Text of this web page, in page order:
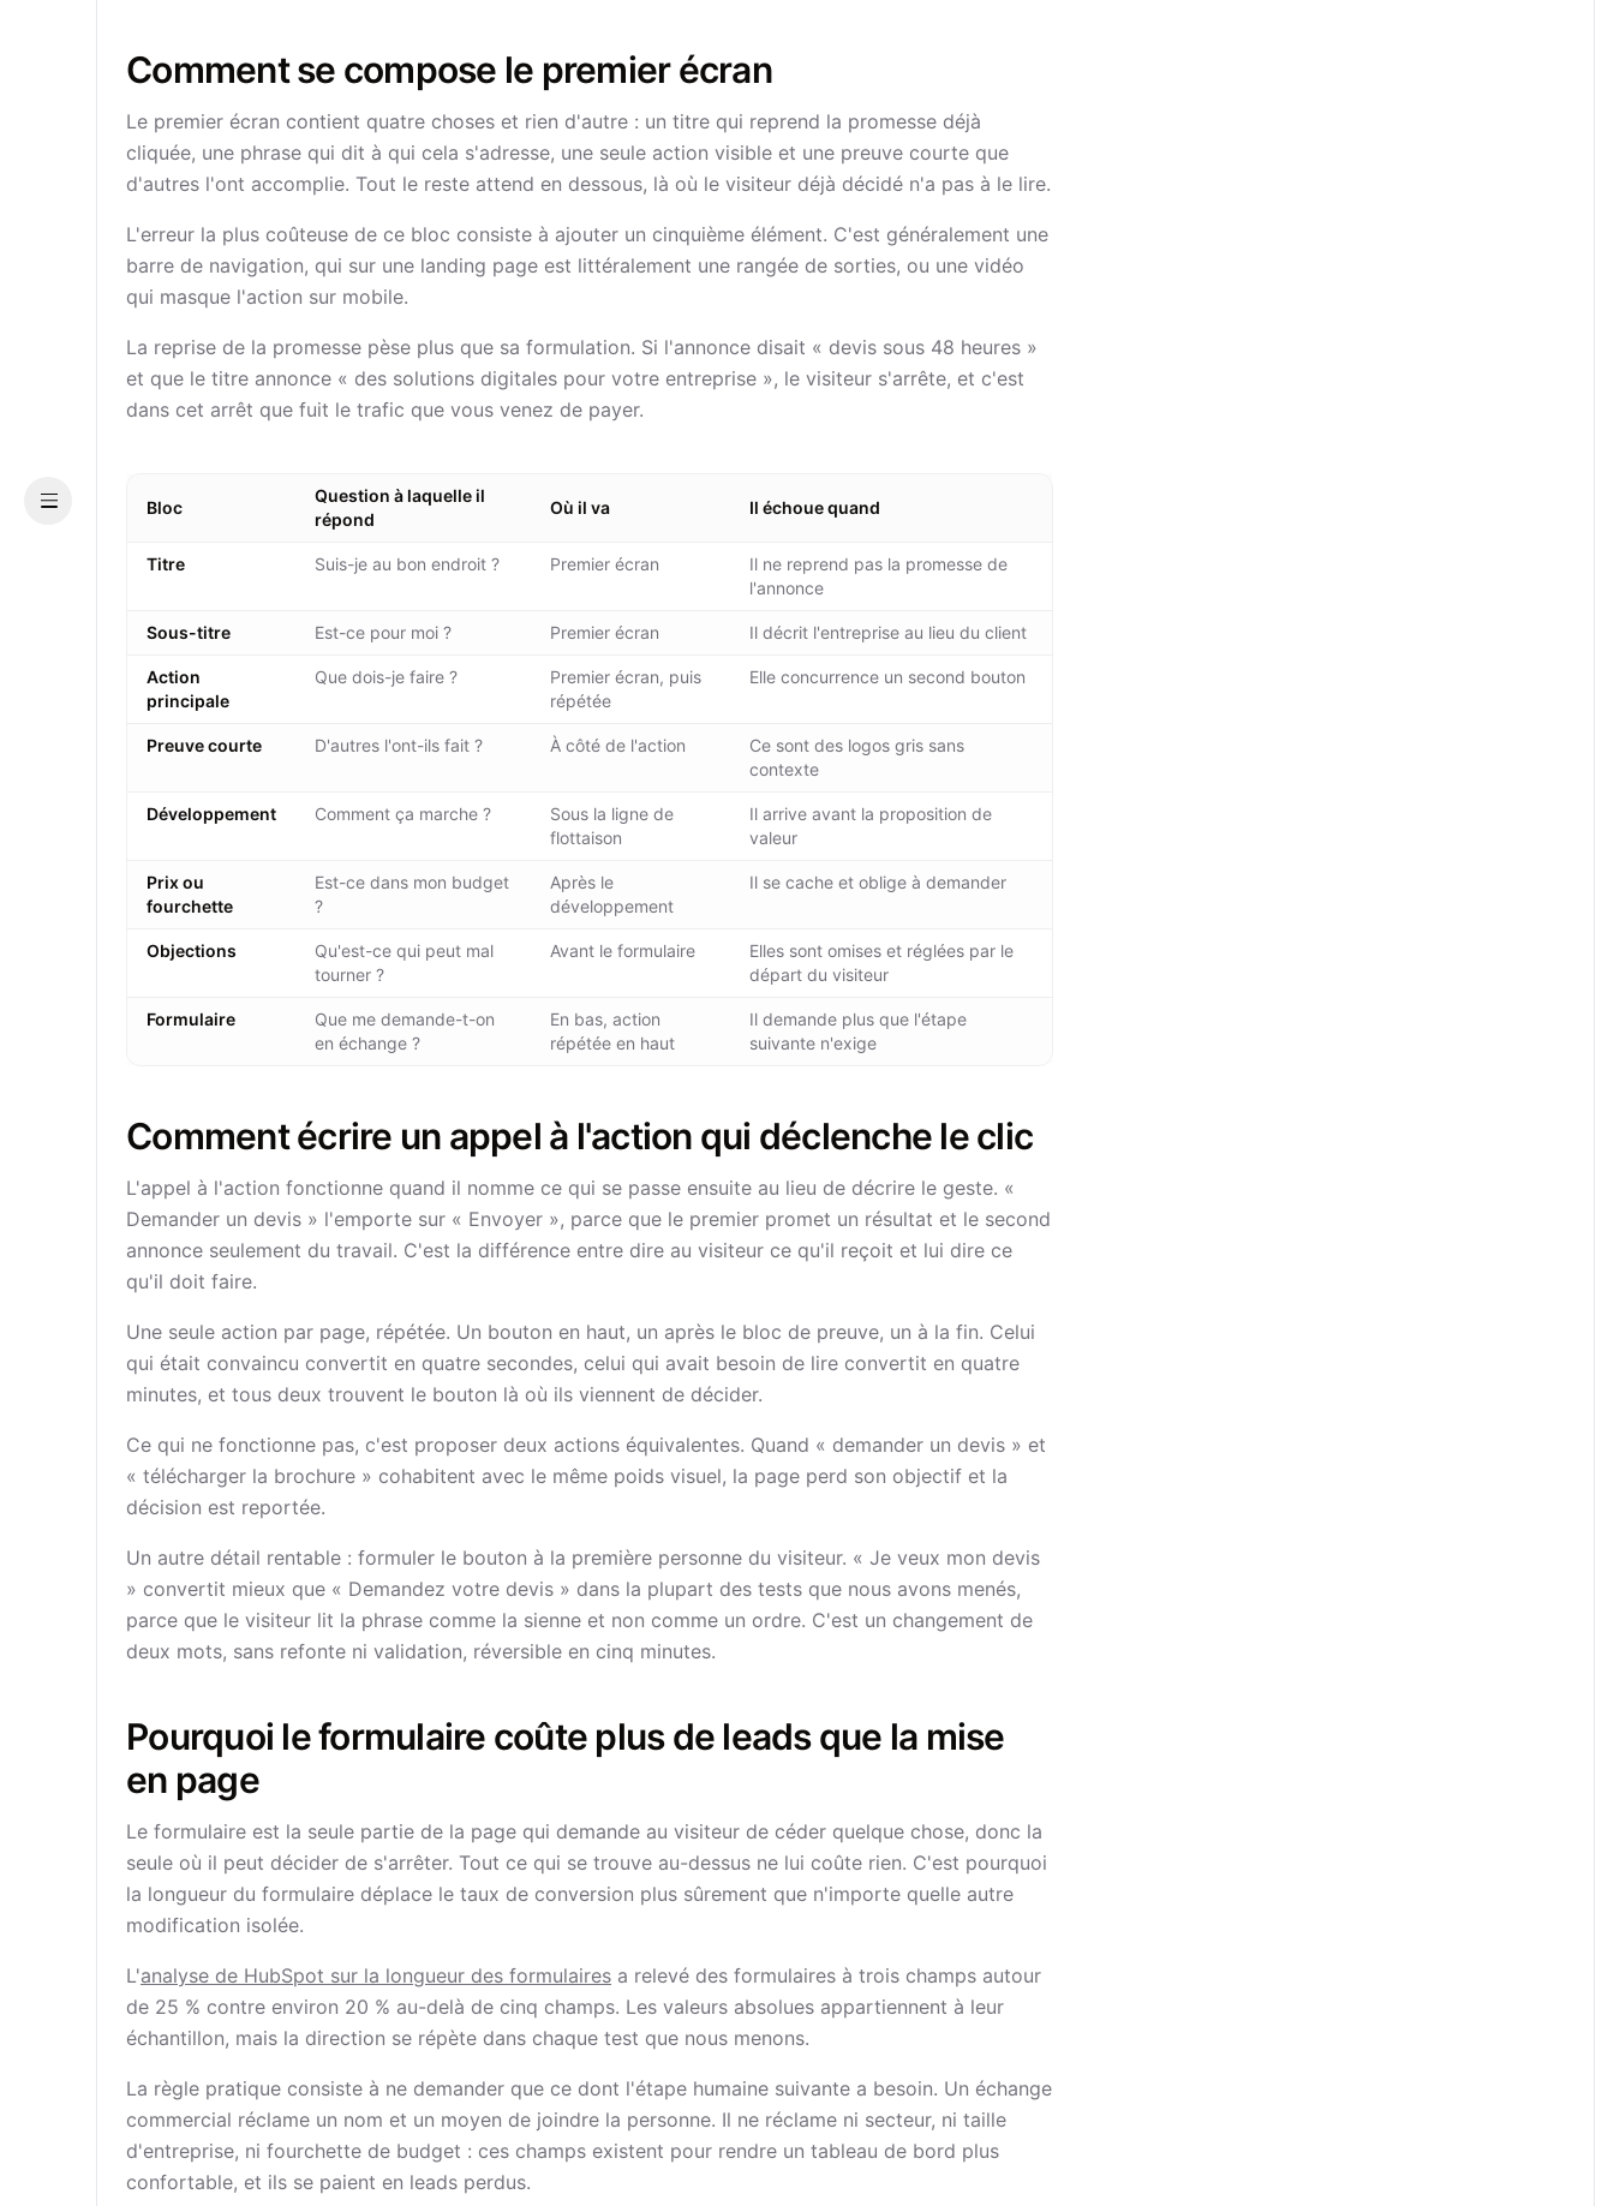
Menu
Comment se compose le premier écran
Le premier écran contient quatre choses et rien d'autre : un titre qui reprend la promesse déjà
cliquée, une phrase qui dit à qui cela s'adresse, une seule action visible et une preuve courte que
d'autres l'ont accomplie. Tout le reste attend en dessous, là où le visiteur déjà décidé n'a pas à le lire.
L'erreur la plus coûteuse de ce bloc consiste à ajouter un cinquième élément. C'est généralement une
barre de navigation, qui sur une landing page est littéralement une rangée de sorties, ou une vidéo
qui masque l'action sur mobile.
La reprise de la promesse pèse plus que sa formulation. Si l'annonce disait « devis sous 48 heures »
et que le titre annonce « des solutions digitales pour votre entreprise », le visiteur s'arrête, et c'est
dans cet arrêt que fuit le trafic que vous venez de payer.
Bloc
Question à laquelle il
répond
Où il va Il échoue quand
Titre Suis-je au bon endroit ? Premier écran
Il ne reprend pas la promesse de
l'annonce
Sous-titre Est-ce pour moi ? Premier écran Il décrit l'entreprise au lieu du client
Action
principale
Que dois-je faire ?
Premier écran, puis
répétée
Elle concurrence un second bouton
Preuve courte D'autres l'ont-ils fait ? À côté de l'action
Ce sont des logos gris sans
contexte
Développement Comment ça marche ?
Sous la ligne de
flottaison
Il arrive avant la proposition de
valeur
Prix ou
fourchette
Est-ce dans mon budget
?
Après le
développement
Il se cache et oblige à demander
Objections
Qu'est-ce qui peut mal
tourner ?
Avant le formulaire
Elles sont omises et réglées par le
départ du visiteur
Formulaire
Que me demande-t-on
en échange ?
En bas, action
répétée en haut
Il demande plus que l'étape
suivante n'exige
Comment écrire un appel à l'action qui déclenche le clic
L'appel à l'action fonctionne quand il nomme ce qui se passe ensuite au lieu de décrire le geste. «
Demander un devis » l'emporte sur « Envoyer », parce que le premier promet un résultat et le second
annonce seulement du travail. C'est la différence entre dire au visiteur ce qu'il reçoit et lui dire ce
qu'il doit faire.
Une seule action par page, répétée. Un bouton en haut, un après le bloc de preuve, un à la fin. Celui
qui était convaincu convertit en quatre secondes, celui qui avait besoin de lire convertit en quatre
minutes, et tous deux trouvent le bouton là où ils viennent de décider.
Ce qui ne fonctionne pas, c'est proposer deux actions équivalentes. Quand « demander un devis » et
« télécharger la brochure » cohabitent avec le même poids visuel, la page perd son objectif et la
décision est reportée.
Un autre détail rentable : formuler le bouton à la première personne du visiteur. « Je veux mon devis
» convertit mieux que « Demandez votre devis » dans la plupart des tests que nous avons menés,
parce que le visiteur lit la phrase comme la sienne et non comme un ordre. C'est un changement de
deux mots, sans refonte ni validation, réversible en cinq minutes.
Pourquoi le formulaire coûte plus de leads que la mise
en page
Le formulaire est la seule partie de la page qui demande au visiteur de céder quelque chose, donc la
seule où il peut décider de s'arrêter. Tout ce qui se trouve au-dessus ne lui coûte rien. C'est pourquoi
la longueur du formulaire déplace le taux de conversion plus sûrement que n'importe quelle autre
modification isolée.
L'analyse de HubSpot sur la longueur des formulaires a relevé des formulaires à trois champs autour
de 25 % contre environ 20 % au-delà de cinq champs. Les valeurs absolues appartiennent à leur
échantillon, mais la direction se répète dans chaque test que nous menons.
La règle pratique consiste à ne demander que ce dont l'étape humaine suivante a besoin. Un échange
commercial réclame un nom et un moyen de joindre la personne. Il ne réclame ni secteur, ni taille
d'entreprise, ni fourchette de budget : ces champs existent pour rendre un tableau de bord plus
confortable, et ils se paient en leads perdus.